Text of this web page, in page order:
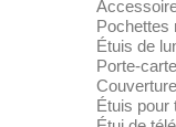
Pochettes
Étuis de
Porte-
Étuis pour